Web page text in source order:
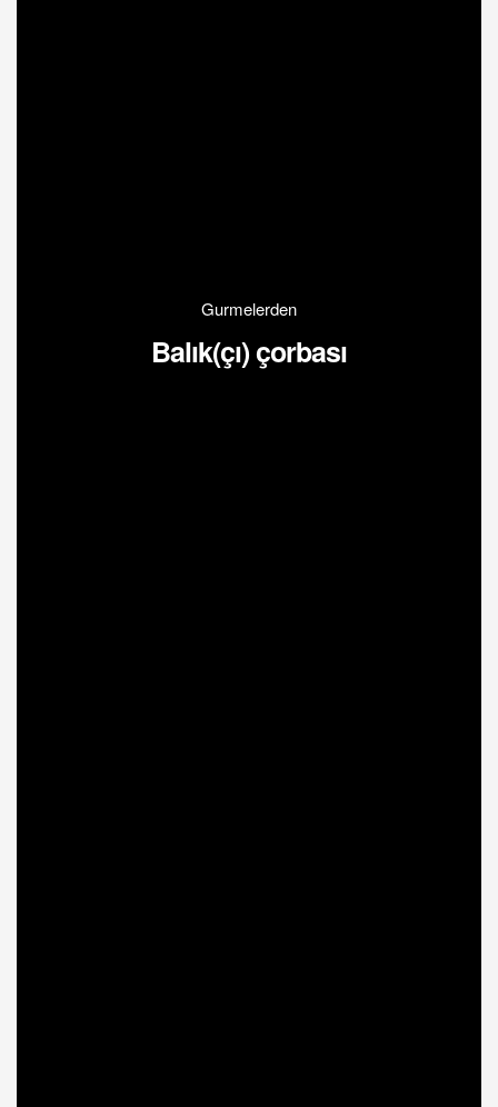
Gurmelerden
Balık(çı) çorbası